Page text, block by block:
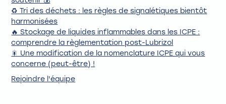
♻️ Tri des déchets : les règles de signalétiques bientôt
harmonisées
🔥 Stockage de liquides inflammables dans les ICPE :
comprendre la règlementation post-Lubrizol
🎇 Une modification de la nomenclature ICPE qui vous
concerne (peut-être) !
Rejoindre l'équipe